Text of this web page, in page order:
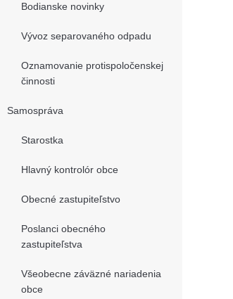
Bodianske novinky
Vývoz separovaného odpadu
Oznamovanie protispoločenskej
činnosti
Samospráva
Starostka
Hlavný kontrolór obce
Obecné zastupiteľstvo
Poslanci obecného
zastupiteľstva
Všeobecne záväzné nariadenia
obce